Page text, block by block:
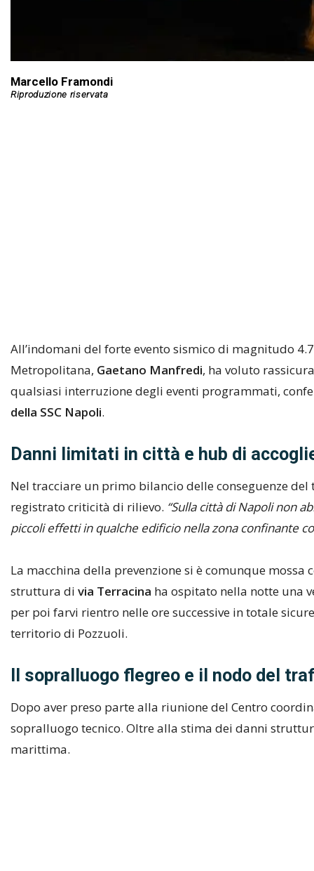
Marcello Framondi
All’indomani del forte evento sismico di magnitudo
Metropolitana, Gaetano Manfredi, ha voluto
qualsiasi interruzione degli eventi programmati,
della SSC Napoli.
Danni limitati in città e hub di
Nel tracciare un primo bilancio delle conseguenze
registrato criticità di rilievo. “Sulla città di Napoli non
piccoli effetti in qualche edificio nella zona confinante
La macchina della prevenzione si è comunque
struttura di via Terracina ha ospitato nella notte una
per poi farvi rientro nelle ore successive in totale
territorio di Pozzuoli.
Il sopralluogo flegreo e il nodo del
Dopo aver preso parte alla riunione del Centro
sopralluogo tecnico. Oltre alla stima dei danni
marittima.